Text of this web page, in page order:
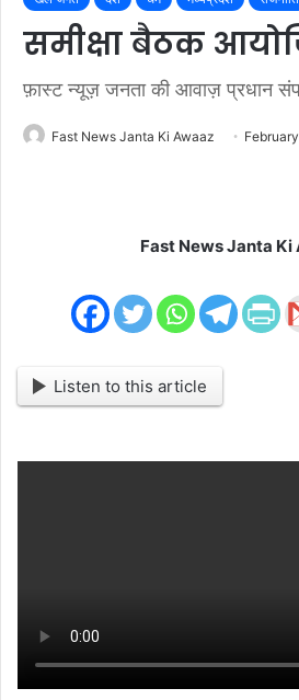
समीक्षा बैठक
फ़ास्ट न्यूज़ जनता की आवाज़ प्रधान
Fast News Janta Ki Awaaz
Fast News Janta Ki
Listen to this article